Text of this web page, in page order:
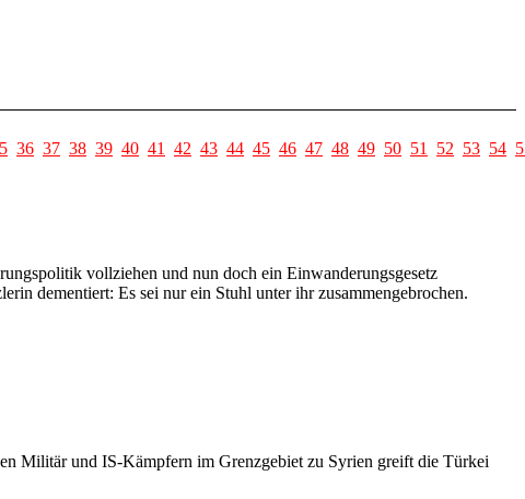
36 37 38 39 40 41 42 43 44 45 46 47 48 49 50 51 52 53 54
vollziehen und nun doch ein Einwanderungsgesetz
dementiert: Es sei nur ein Stuhl unter ihr zusammengebrochen.
Militär und IS-Kämpfern im Grenzgebiet zu Syrien greift die Türkei